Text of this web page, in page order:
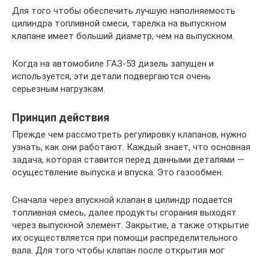
Для того чтобы обеспечить лучшую наполняемость
цилиндра топливной смеси, тарелка на выпускном
клапане имеет больший диаметр, чем на выпускном.
Когда на автомобиле ГАЗ-53 дизель запущен и
используется, эти детали подвергаются очень
серьезным нагрузкам.
Принцип действия
Прежде чем рассмотреть регулировку клапанов, нужно
узнать, как они работают. Каждый знает, что основная
задача, которая ставится перед данными деталями —
осуществление выпуска и впуска. Это газообмен.
Сначала через впускной клапан в цилиндр подается
топливная смесь, далее продукты сгорания выходят
через выпускной элемент. Закрытие, а также открытие
их осуществляется при помощи распределительного
вала. Для того чтобы клапан после открытия мог